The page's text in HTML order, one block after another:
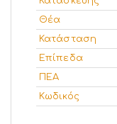
Θέα
Κατάσταση
Επίπεδα
ΠΕΑ
Κωδικός